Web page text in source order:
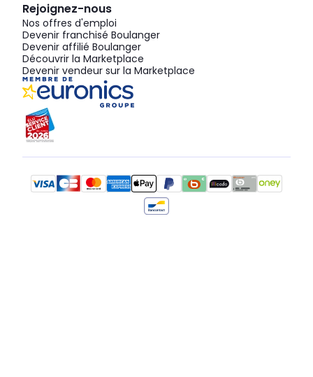
Rejoignez-nous
Nos offres d'emploi
Devenir franchisé Boulanger
Devenir affilié Boulanger
Découvrir la Marketplace
Devenir vendeur sur la Marketplace